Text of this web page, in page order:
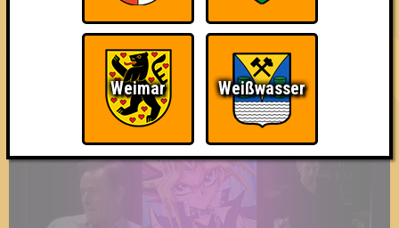
The Last of Us Wir sind ERSTER?!
Weimar Weißwasser